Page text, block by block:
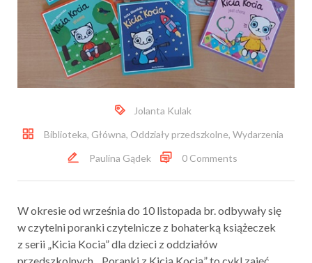
Jolanta Kulak
Biblioteka, Główna, Oddziały przedszkolne, Wydarzenia
Paulina Gądek
0 Comments
W okresie od września do 10 listopada br. odbywały się
w czytelni poranki czytelnicze z bohaterką książeczek
z serii „Kicia Kocia” dla dzieci z oddziałów